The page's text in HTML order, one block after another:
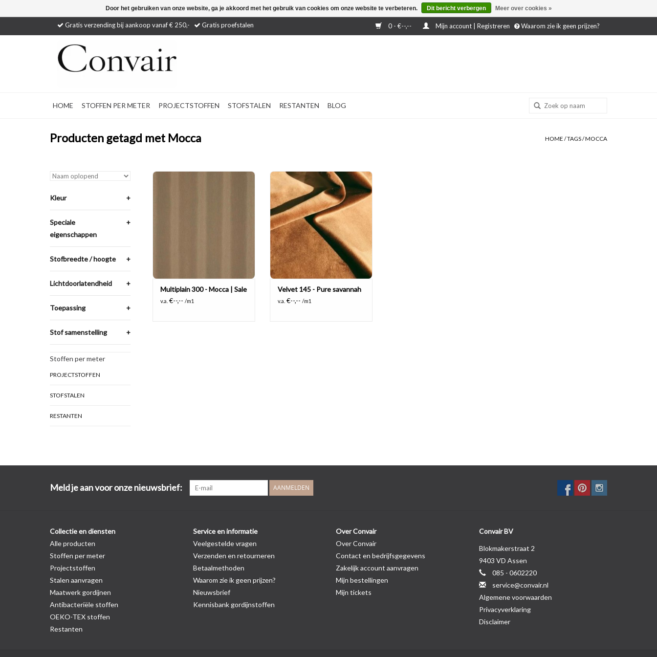
Gratis verzending bij aankoop vanaf € 250,- Gratis proefstalen 0 - €--,-- Mijn account | Registreren Waarom zie ik geen prijzen?
HOME STOFFEN PER METER PROJECTSTOFFEN STOFSTALEN RESTANTEN BLOG
Producten getagd met Mocca HOME /TAGS/MOCCA
Kleur +
Speciale
eigenschappen
+
Stofbreedte / hoogte +
Lichtdoorlatendheid +
Toepassing +
Stof samenstelling +
Stoffen per meter
PROJECTSTOFFEN
STOFSTALEN
RESTANTEN
Multiplain 300 - Mocca | Sale
v.a. €--,-- /m1
Klassieke en elegante velours stof,
polyester, 145 cm breed.
TOEVOEGEN AAN WINKELWAGEN
Velvet 145 - Pure savannah
v.a. €--,-- /m1
Meld je aan voor onze nieuwsbrief: AANMELDEN
Collectie en diensten
Alle producten
Stoffen per meter
Projectstoffen
Stalen aanvragen
Maatwerk gordijnen
Antibacteriële stoffen
OEKO-TEX stoffen
Restanten
Service en informatie
Veelgestelde vragen
Verzenden en retourneren
Betaalmethoden
Waarom zie ik geen prijzen?
Nieuwsbrief
Kennisbank gordijnstoffen
Over Convair
Over Convair
Contact en bedrijfsgegevens
Zakelijk account aanvragen
Mijn bestellingen
Mijn tickets
Convair BV
Blokmakerstraat 2
9403 VD Assen
085 - 0602220
service@convair.nl
Algemene voorwaarden
Privacyverklaring
Disclaimer
Door het gebruiken van onze website, ga je akkoord met het gebruik van cookies om onze website te verbeteren. Dit bericht verbergen Meer over cookies »